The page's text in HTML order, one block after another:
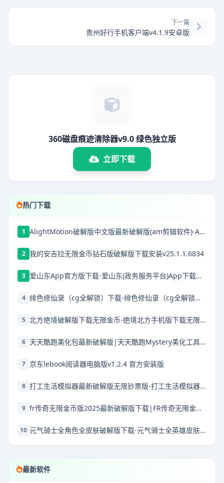
下一篇
贵州好行手机客户端v4.1.9安卓版
360磁盘痕迹清除器v9.0 绿色独立版
立即下载
热门下载
1 AlightMotion破解版中文版最新破解版(am剪辑软件)-AlightMotion中文版下载破解版v5.0.272.1028368
2 我的安吉拉无限金币钻石版破解版下载安装v25.1.1.6834
3 爱山东App官方版下载-爱山东(政务服务平台)App下载安装 v5.1.0安卓版
4 绯色修仙录（cg全解锁）下载-绯色修仙录（cg全解锁）安卓下载
5 北方绝境破解版下载无限金币-绝境北方手机版下载无限金币v2.00.20无限兵力版
6 天天酷跑美化包最新破解版|天天酷跑Mystery美化工具 V666.0 免费版下载
7 京东lebook阅读器电脑版v1.2.4 官方安装版
8 打工生活模拟器最新破解版无限钞票版-打工生活模拟器破解版2025最新破解版本下载v2.0.67破解版下载无限钱免广告2025
9 fr传奇无限金币版2025最新破解版下载|FR传奇无限金币版最新破解版2025 V0.3.6 安卓版下载
10 元气骑士全角色全皮肤破解版下载-元气骑士全英雄皮肤解锁版最新破解版下载 v7.1.0安卓版
最新软件